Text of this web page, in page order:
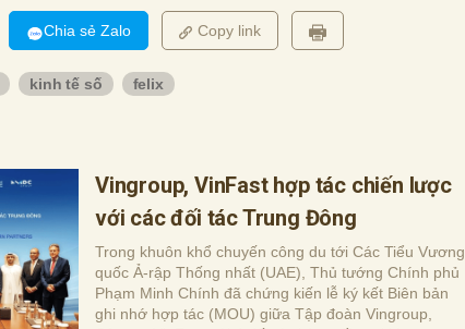
Chia sẻ Zalo Copy link
kinh tế số felix
Vingroup, VinFast hợp tác chiến lược
với các đối tác Trung Đông
Trong khuôn khổ chuyến công du tới Các Tiểu Vương
quốc Ả-rập Thống nhất (UAE), Thủ tướng Chính phủ
Phạm Minh Chính đã chứng kiến lễ ký kết Biên bản
ghi nhớ hợp tác (MOU) giữa Tập đoàn Vingroup,